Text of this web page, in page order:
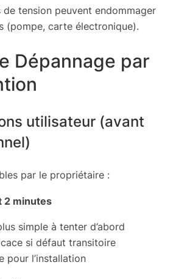
de tension peuvent endommager
(pompe, carte électronique).
Dépannage par
utilisateur (avant
par le propriétaire :
2 minutes
simple à tenter d’abord
si défaut transitoire
pour l’installation